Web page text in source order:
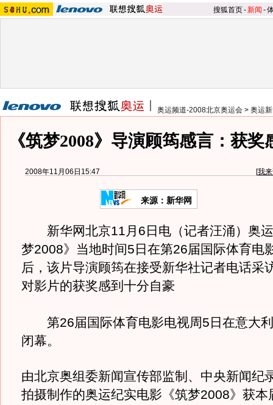
搜狐首页-新闻 -
奥运频道-2008北京奥运会 > 奥运
《筑梦2008》导演顾筠感言：获
2008年11月06日15:47 [我
来源：新华网
新华网北京11月6日电（记者汪涌）奥运
梦2008》当地时间5日在第26届国际体育电
后，该片导演顾筠在接受新华社记者电话采
对影片的获奖感到十分自豪
第26届国际体育电影电视周5日在意大利
闭幕。
由北京奥组委新闻宣传部监制、中央新闻纪
拍摄制作的奥运纪实电影《筑梦2008》获本